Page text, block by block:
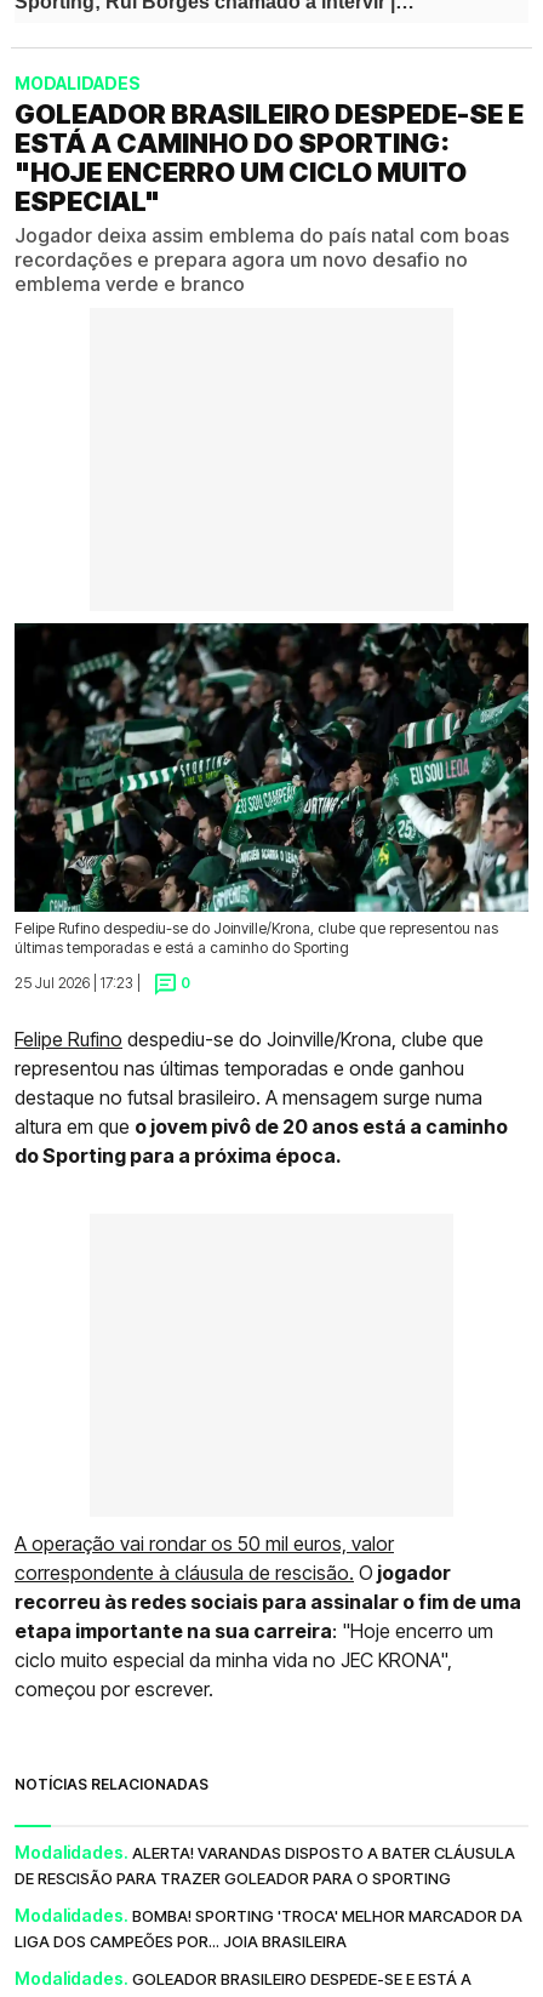
MODALIDADES
GOLEADOR BRASILEIRO DESPEDE-SE E
ESTÁ A CAMINHO DO SPORTING:
"HOJE ENCERRO UM CICLO MUITO
ESPECIAL"
Jogador deixa assim emblema do país natal com boas
recordações e prepara agora um novo desafio no
emblema verde e branco
Felipe Rufino despediu-se do Joinville/Krona, clube que representou nas
últimas temporadas e está a caminho do Sporting
25 Jul 2026 | 17:23 |
0
Felipe Rufino despediu-se do Joinville/Krona, clube que
representou nas últimas temporadas e onde ganhou
destaque no futsal brasileiro. A mensagem surge numa
altura em que o jovem pivô de 20 anos está a caminho
do Sporting para a próxima época.
A operação vai rondar os 50 mil euros, valor
correspondente à cláusula de rescisão. O jogador
recorreu às redes sociais para assinalar o fim de uma
etapa importante na sua carreira: "Hoje encerro um
ciclo muito especial da minha vida no JEC KRONA",
começou por escrever.
NOTÍCIAS RELACIONADAS
Modalidades. ALERTA! VARANDAS DISPOSTO A BATER CLÁUSULA
DE RESCISÃO PARA TRAZER GOLEADOR PARA O SPORTING
Modalidades. BOMBA! SPORTING 'TROCA' MELHOR MARCADOR DA
LIGA DOS CAMPEÕES POR... JOIA BRASILEIRA
Modalidades. GOLEADOR BRASILEIRO DESPEDE-SE E ESTÁ A